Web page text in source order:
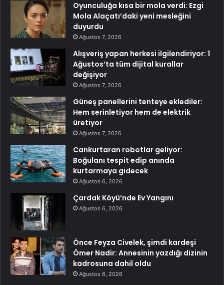
Oyunculuğa kısa bir mola verdi: Ezgi
Mola Alaçatı’daki yeni mesleğini
duyurdu
Ağustos 7, 2026
Alışveriş yapan herkesi ilgilendiriyor: 1
Ağustos’ta tüm dijital kurallar
değişiyor
Ağustos 7, 2026
Güneş panellerini tenteye eklediler:
Hem serinletiyor hem de elektrik
üretiyor
Ağustos 7, 2026
Cankurtaran robotlar geliyor:
Boğulanı tespit edip anında
kurtarmaya gidecek
Ağustos 6, 2026
Çardak Köyü’nde Ev Yangını
Ağustos 6, 2026
Önce Feyza Civelek, şimdi kardeşi
Ömer Nadir: Annesinin yazdığı dizinin
kadrosuna dahil oldu
Ağustos 6, 2026